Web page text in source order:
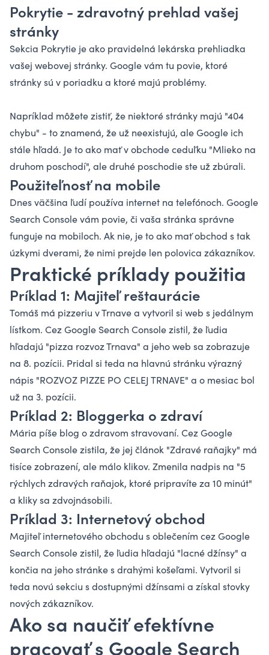
Pokrytie - zdravotný prehlad vašej
stránky
Sekcia Pokrytie je ako pravidelná lekárska prehliadka
vašej webovej stránky. Google vám tu povie, ktoré
stránky sú v poriadku a ktoré majú problémy.
Napríklad môžete zistiť, že niektoré stránky majú "404
chybu" - to znamená, že už neexistujú, ale Google ich
stále hľadá. Je to ako mať v obchode ceduľku "Mlieko na
druhom poschodí", ale druhé poschodie ste už zbúrali.
Použiteľnosť na mobile
Dnes väčšina ľudí používa internet na telefónoch. Google
Search Console vám povie, či vaša stránka správne
funguje na mobiloch. Ak nie, je to ako mať obchod s tak
úzkymi dverami, že nimi prejde len polovica zákazníkov.
Praktické príklady použitia
Príklad 1: Majiteľ reštaurácie
Tomáš má pizzeriu v Trnave a vytvoril si web s jedálnym
lístkom. Cez Google Search Console zistil, že ľudia
hľadajú "pizza rozvoz Trnava" a jeho web sa zobrazuje
na 8. pozícii. Pridal si teda na hlavnú stránku výrazný
nápis "ROZVOZ PIZZE PO CELEJ TRNAVE" a o mesiac bol
už na 3. pozícii.
Príklad 2: Bloggerka o zdraví
Mária píše blog o zdravom stravovaní. Cez Google
Search Console zistila, že jej článok "Zdravé raňajky" má
tisíce zobrazení, ale málo klikov. Zmenila nadpis na "5
rýchlych zdravých raňajok, ktoré pripravíte za 10 minút"
a kliky sa zdvojnásobili.
Príklad 3: Internetový obchod
Majiteľ internetového obchodu s oblečením cez Google
Search Console zistil, že ľudia hľadajú "lacné džínsy" a
končia na jeho stránke s drahými košeľami. Vytvoril si
teda novú sekciu s dostupnými džínsami a získal stovky
nových zákazníkov.
Ako sa naučiť efektívne
pracovať s Google Search